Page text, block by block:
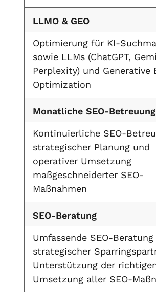
LLMO & GEO
Optimierung für KI-
sowie LLMs (ChatGPT,
Perplexity) und Generative
Optimization
Monatliche SEO-Betreuung
Kontinuierliche SEO-
strategischer Planung und
operativer Umsetzung
maßgeschneiderter SEO-
Maßnahmen
SEO-Beratung
Umfassende SEO-
strategischer
Unterstützung der
Umsetzung aller SEO-